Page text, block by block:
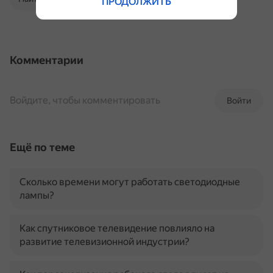
Комментарии
Войти
Войдите, чтобы комментировать
Ещё по теме
Сколько времени могут работать светодиодные
лампы?
Как спутниковое телевидение повлияло на
развитие телевизионной индустрии?